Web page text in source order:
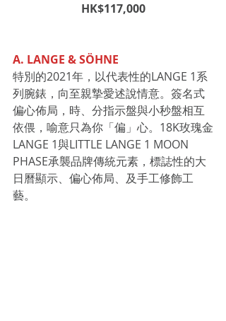
HK$117,000
A. LANGE & SÖHNE
特別的2021年，以代表性的LANGE 1系
列腕錶，向至親摯愛述說情意。簽名式
偏心佈局，時、分指示盤與小秒盤相互
依偎，喻意只為你「偏」心。18K玫瑰金
LANGE 1與LITTLE LANGE 1 MOON
PHASE承襲品牌傳統元素，標誌性的大
日曆顯示、偏心佈局、及手工修飾工
藝。